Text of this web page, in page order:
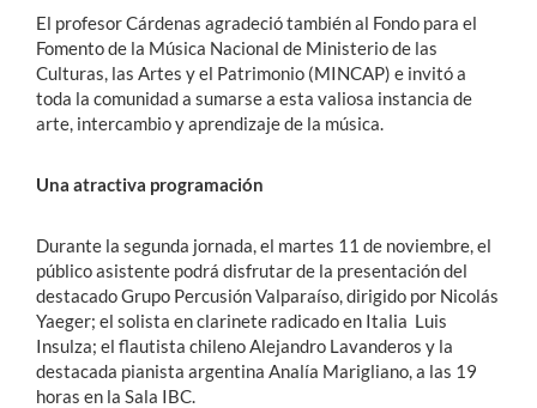
El profesor Cárdenas agradeció también al Fondo para el
Fomento de la Música Nacional de Ministerio de las
Culturas, las Artes y el Patrimonio (MINCAP) e invitó a
toda la comunidad a sumarse a esta valiosa instancia de
arte, intercambio y aprendizaje de la música.
Una atractiva programación
Durante la segunda jornada, el martes 11 de noviembre, el
público asistente podrá disfrutar de la presentación del
destacado Grupo Percusión Valparaíso, dirigido por Nicolás
Yaeger; el solista en clarinete radicado en Italia Luis
Insulza; el flautista chileno Alejandro Lavanderos y la
destacada pianista argentina Analía Marigliano, a las 19
horas en la Sala IBC.